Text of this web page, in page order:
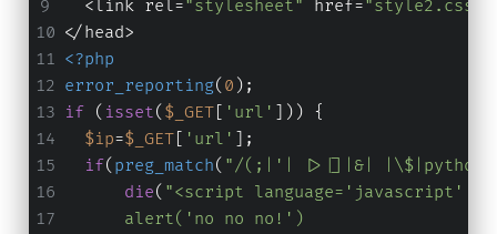
  <link rel=
"stylesheet" href="style2.css"
</head>
<?php
error_reporting( 0 );
if ( isset( $_GET[ 'url'
])) {
$ip=$_GET[ 'url'
];
if( preg_match( "/(;|'| |>|]|&|
die( "<script language='javascript'
      alert('no no no!')